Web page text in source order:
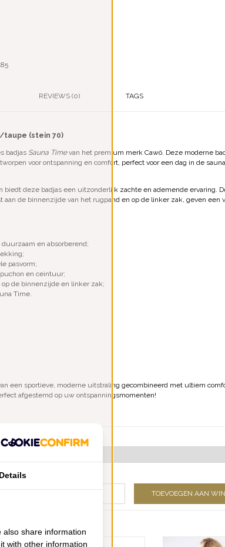
REVIEWS (0) TAGS
taupe (stein 70)
badjas Sauna Timevan het premium merk Cawö. Deze moderne
voor ontspanning en comfort, perfect voor een dag in de
biedt deze badjas een uitzonderlijk zachte en ademende ervaring.
aan de binnenzijde van het rugpand en op de linker zak, geven een
en absorberend;
pasvorm;
en ceintuur;
de binnenzijde en linker zak;
Time.
een sportieve, moderne uitstraling gecombineerd met ultiem
afgestemd op uw ontspanningsmomenten!
TOEVOEGEN AAN
Details
share information
with other information